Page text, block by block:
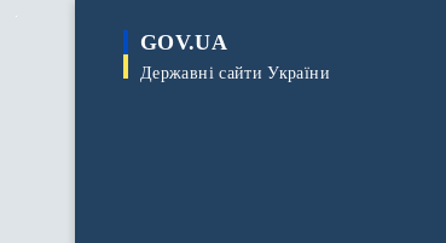
GOV.UA
Державні сайти України